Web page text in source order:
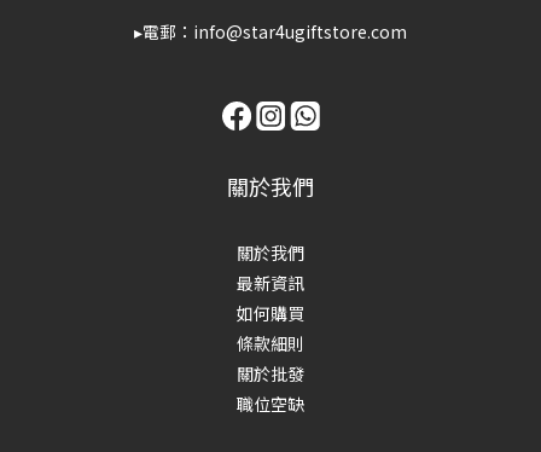
▸電郵：info@star4ugiftstore.com
關於我們
關於我們
最新資訊
如何購買
條款細則
關於批發
職位空缺